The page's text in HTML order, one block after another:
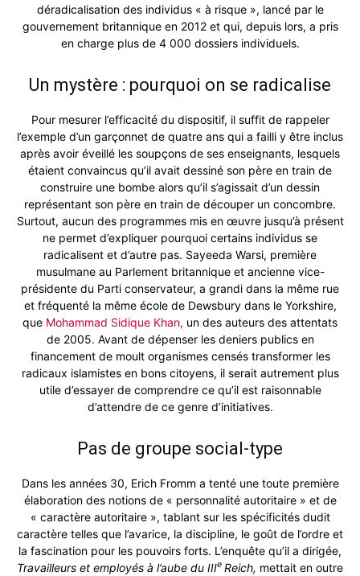
déradicalisation des individus « à risque », lancé par le
gouvernement britannique en 2012 et qui, depuis lors, a pris
en charge plus de 4 000 dossiers individuels.
Un mystère : pourquoi on se radicalise
Pour mesurer l’efficacité du dispositif, il suffit de rappeler
l’exemple d’un garçonnet de quatre ans qui a failli y être inclus
après avoir éveillé les soupçons de ses enseignants, lesquels
étaient convaincus qu’il avait dessiné son père en train de
construire une bombe alors qu’il s’agissait d’un dessin
représentant son père en train de découper un concombre.
Surtout, aucun des programmes mis en œuvre jusqu’à présent
ne permet d’expliquer pourquoi certains individus se
radicalisent et d’autre pas. Sayeeda Warsi, première
musulmane au Parlement britannique et ancienne vice-
présidente du Parti conservateur, a grandi dans la même rue
et fréquenté la même école de Dewsbury dans le Yorkshire,
que Mohammad Sidique Khan, un des auteurs des attentats
de 2005. Avant de dépenser les deniers publics en
financement de moult organismes censés transformer les
radicaux islamistes en bons citoyens, il serait autrement plus
utile d’essayer de comprendre ce qu’il est raisonnable
d’attendre de ce genre d’initiatives.
Pas de groupe social-type
Dans les années 30, Erich Fromm a tenté une toute première
élaboration des notions de « personnalité autoritaire » et de
« caractère autoritaire », tablant sur les spécificités dudit
caractère telles que l’avarice, la discipline, le goût de l’ordre et
la fascination pour les pouvoirs forts. L’enquête qu’il a dirigée,
Travailleurs et employés à l’aube du IIIe Reich, mettait en outre